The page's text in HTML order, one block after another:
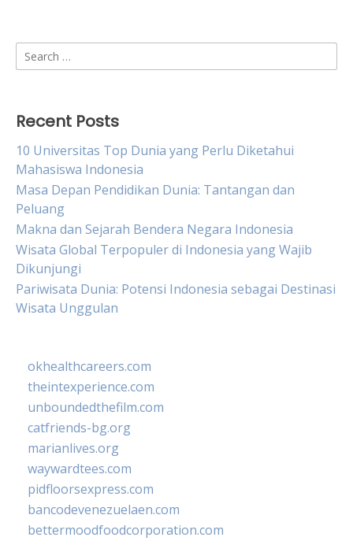
Search
for:
Recent Posts
10 Universitas Top Dunia yang Perlu Diketahui
Mahasiswa Indonesia
Masa Depan Pendidikan Dunia: Tantangan dan
Peluang
Makna dan Sejarah Bendera Negara Indonesia
Wisata Global Terpopuler di Indonesia yang Wajib
Dikunjungi
Pariwisata Dunia: Potensi Indonesia sebagai Destinasi
Wisata Unggulan
okhealthcareers.com
theintexperience.com
unboundedthefilm.com
catfriends-bg.org
marianlives.org
waywardtees.com
pidfloorsexpress.com
bancodevenezuelaen.com
bettermoodfoodcorporation.com